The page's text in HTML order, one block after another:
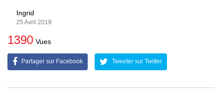
Ingrid
25 Avril 2019
1390 Vues
Partager sur Facebook Tweeter sur Twitter